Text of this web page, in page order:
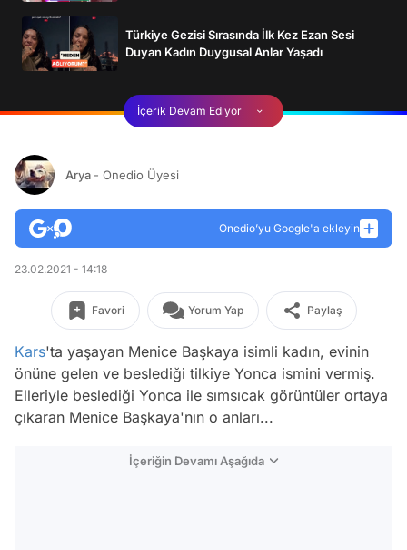
Türkiye Gezisi Sırasında İlk Kez Ezan Sesi
Duyan Kadın Duygusal Anlar Yaşadı
İçerik Devam Ediyor
Arya - Onedio Üyesi
Onedio’yu Google'a ekleyin
23.02.2021 - 14:18
Favori Yorum Yap Paylaş
Kars'ta yaşayan Menice Başkaya isimli kadın, evinin
önüne gelen ve beslediği tilkiye Yonca ismini vermiş.
Elleriyle beslediği Yonca ile sımsıcak görüntüler ortaya
çıkaran Menice Başkaya'nın o anları...
İçeriğin Devamı Aşağıda